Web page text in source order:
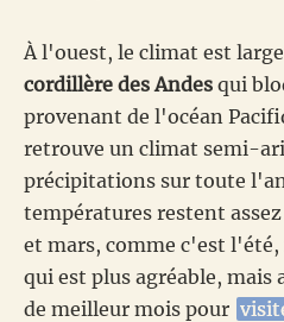
À l'ouest, le climat est
cordillère des Andes qui
provenant de l'océan
retrouve un climat semi-
précipitations sur toute
températures restent
et mars, comme c'est l'été,
qui est plus agréable,
de meilleur mois pour